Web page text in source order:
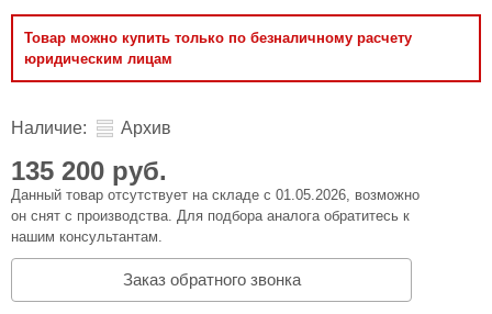
Товар можно купить только по безналичному расчету
юридическим лицам
Наличие: Архив
135 200 руб.
Данный товар отсутствует на складе с 01.05.2026, возможно
он снят с производства. Для подбора аналога обратитесь к
нашим консультантам.
Заказ обратного звонка